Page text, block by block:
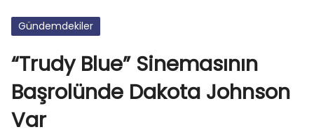
Gündemdekiler
“Trudy Blue” Sinemasının
Başrolünde Dakota Johnson
Var